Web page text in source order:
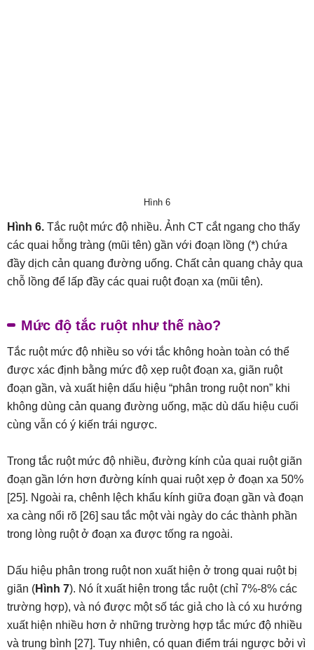
Hình 6
Hình 6. Tắc ruột mức độ nhiều. Ảnh CT cắt ngang cho thấy
các quai hỗng tràng (mũi tên) gần với đoạn lồng (*) chứa
đầy dịch cản quang đường uống. Chất cản quang chảy qua
chỗ lồng để lấp đầy các quai ruột đoạn xa (mũi tên).
Mức độ tắc ruột như thế nào?
Tắc ruột mức độ nhiều so với tắc không hoàn toàn có thể
được xác định bằng mức độ xẹp ruột đoạn xa, giãn ruột
đoạn gần, và xuất hiện dấu hiệu “phân trong ruột non” khi
không dùng cản quang đường uống, mặc dù dấu hiệu cuối
cùng vẫn có ý kiến trái ngược.
Trong tắc ruột mức độ nhiều, đường kính của quai ruột giãn
đoạn gần lớn hơn đường kính quai ruột xẹp ở đoạn xa 50%
[25]. Ngoài ra, chênh lệch khẩu kính giữa đoạn gần và đoạn
xa càng nổi rõ [26] sau tắc một vài ngày do các thành phần
trong lòng ruột ở đoạn xa được tống ra ngoài.
Dấu hiệu phân trong ruột non xuất hiện ở trong quai ruột bị
giãn (Hình 7). Nó ít xuất hiện trong tắc ruột (chỉ 7%-8% các
trường hợp), và nó được một số tác giả cho là có xu hướng
xuất hiện nhiều hơn ở những trường hợp tắc mức độ nhiều
và trung bình [27]. Tuy nhiên, có quan điểm trái ngược bởi vì